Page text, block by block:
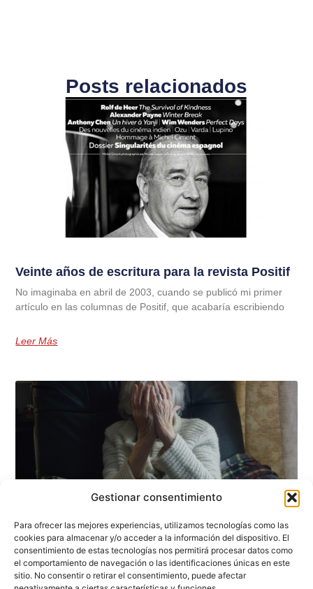
Gestionar consentimiento
Para ofrecer las mejores experiencias, utilizamos tecnologías como las
cookies para almacenar y/o acceder a la información del dispositivo. El
consentimiento de estas tecnologías nos permitirá procesar datos como
el comportamiento de navegación o las identificaciones únicas en este
sitio. No consentir o retirar el consentimiento, puede afectar
Posts relacionados
Veinte años de escritura para la revista Positif
No imaginaba en abril de 2003, cuando se publicó mi primer
artículo en las columnas de Positif, que acabaría escribiendo
Leer Más
NOTES ÉPARSES SUR LE CINÉMA ESPAGNOL
ACTUEL